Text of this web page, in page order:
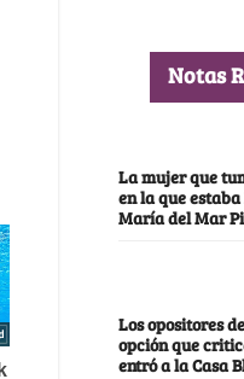
Notas
La mujer que
en la que
María del Mar
Los opositores
opción que
entró a la Casa